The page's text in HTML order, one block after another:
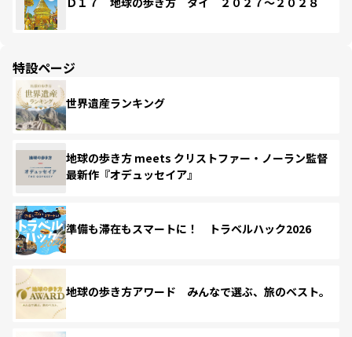
特設ページ
世界遺産ランキング
地球の歩き方 meets クリストファー・ノーラン監督
最新作『オデュッセイア』
準備も滞在もスマートに！ トラベルハック2026
地球の歩き方アワード みんなで選ぶ、旅のベスト。